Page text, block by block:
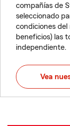
compañías de
seleccionado
condiciones
beneficios) las
independiente.
Vea